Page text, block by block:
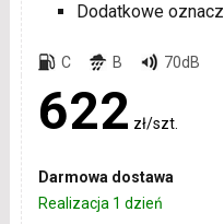
Dodatkowe
C B 70dB
622 zł/szt.
Darmowa dostawa
Realizacja 1 dzień